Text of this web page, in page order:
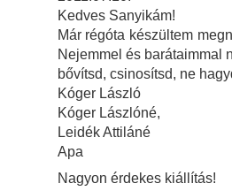
Kedves Sanyikám!
Már régóta készültem
Nejemmel és barátaimmal
bővítsd, csinosítsd, ne
Kóger László
Kóger Lászlóné,
Leidék Attiláné
Apa
Nagyon érdekes kiállítás!